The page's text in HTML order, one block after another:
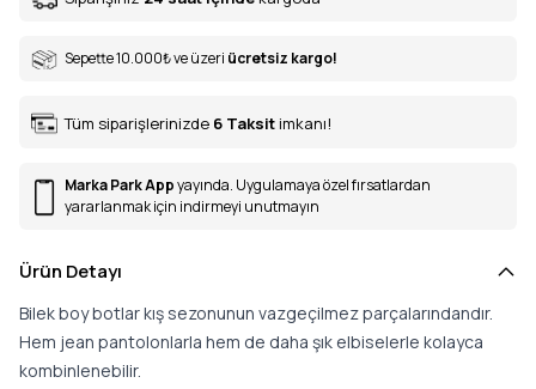
Sepette 10.000₺ve üzeri ücretsiz kargo!
Tüm siparişlerinizde 6 Taksit imkanı!
Marka Park Appyayında. Uygulamaya özel fırsatlardan
yararlanmak için indirmeyi unutmayın
Ürün Detayı
Bilek boy botlar kış sezonunun vazgeçilmez parçalarındandır.
Hem jean pantolonlarla hem de daha şık elbiselerle kolayca
kombinlenebilir.